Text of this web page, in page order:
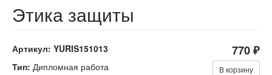
Этика защиты
Артикул: YURIS151013 770 ₽
В корзину
Тип: Дипломная работа